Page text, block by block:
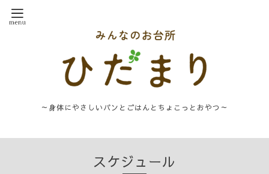
～身体にやさしいパンとごはんとちょこっとおやつ～
スケジュール